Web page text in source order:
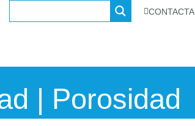
CONTACTA
| Porosidad